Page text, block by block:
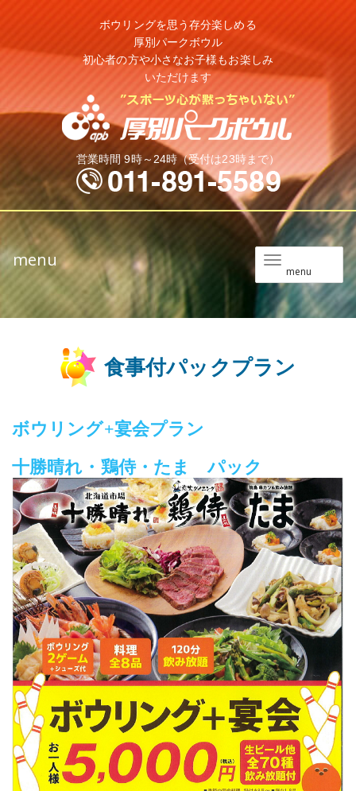
ボウリングを思う存分楽しめる
厚別パークボウル
初心者の方や小さなお子様もお楽しみ
いただけます
営業時間 9時～24時（受付は23時まで）
ニ
ュ
ー
menu
menu
食事付パックプラン
ボウリング+宴会プラン
十勝晴れ・鶏侍・たま パック